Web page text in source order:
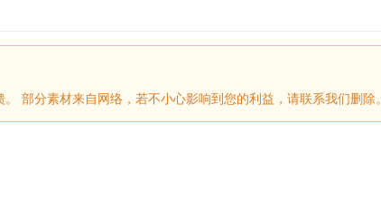
部分素材来自网络，若不小心影响到您的利益，请联系我们删除。